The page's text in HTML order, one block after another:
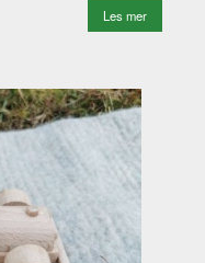
Les mer